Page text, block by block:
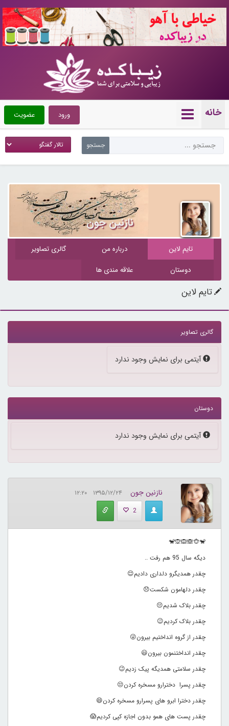
10719586
خانه عضویت ورود
نازنین جون
تایم لاین درباره من
گالری تصاویر
دوستان
علاقه مندی ها
تایم لاین
گالری تصاویر
آیتمی برای نمایش وجود ندارد
دوستان
آیتمی برای نمایش وجود ندارد
نازنین جون
۱۳۹۵/۱۲/۲۴ ۱۲:۲۰
2
🐒🐵🙈🙉🙊🐒
دیگه سال 95 هم رفت ..
ﭼﻘﺪﺭ ﻫﻤﺪﯾﮕﺮﻭ ﺩﻟﺪﺍﺭﯼ ﺩﺍﺩﯾﻢ😌
چقدر دلهامون شکست😞
چقدر بلاک شدیم😔
چقدر بلاک کردیم😉
چقدر از گروه انداختیم بیرون😜
چقدر انداختنمون بیرون😃
ﭼﻘﺪﺭ ﺳﻼﻣﺘﯽ ﻫﻤﺪﯾﮕﻪ ﭘﯿﮏ ﺯﺩﯾﻢ😉
ﭼﻘﺪﺭ ﭘﺴﺮﺍ ﺩﺧﺘﺮﺍﺭﻭ ﻣﺴﺨﺮﻩ ﮐﺮﺩﻥ😒
ﭼﻘﺪﺭ ﺩﺧﺘﺮﺍ ﺍﺑﺮﻭ ﻫﺎی ﭘﺴﺮﺍﺭﻭ ﻣﺴﺨﺮﻩ ﮐﺮﺩﻥ😄
ﭼﻘﺪﺭ ﭘﺴﺖ ﻫﺎﯼ ﻫﻤﻮ ﺑﺪﻭﻥ ﺍﺟﺎﺯﻩ ﮐﭙﯽ ﮐﺮﺩﯾﻢ😱